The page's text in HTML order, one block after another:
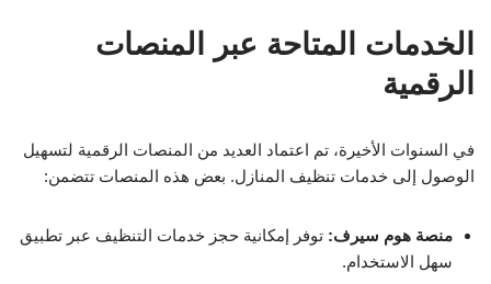
الخدمات المتاحة عبر المنصات
الرقمية
في السنوات الأخيرة، تم اعتماد العديد من المنصات الرقمية لتسهيل
الوصول إلى خدمات تنظيف المنازل. بعض هذه المنصات تتضمن:
منصة هوم سيرف: توفر إمكانية حجز خدمات التنظيف عبر تطبيق
سهل الاستخدام.